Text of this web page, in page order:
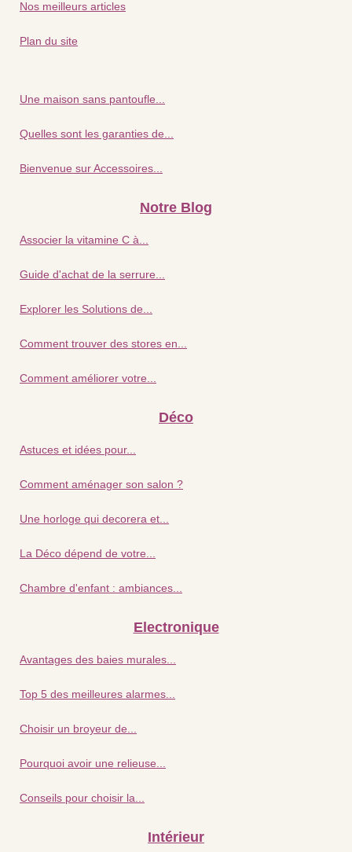
Nos meilleurs articles
Plan du site
Une maison sans pantoufle...
Quelles sont les garanties de...
Bienvenue sur Accessoires...
Notre Blog
Associer la vitamine C à...
Guide d'achat de la serrure...
Explorer les Solutions de...
Comment trouver des stores en...
Comment améliorer votre...
Déco
Astuces et idées pour...
Comment aménager son salon ?
Une horloge qui decorera et...
La Déco dépend de votre...
Chambre d'enfant : ambiances...
Electronique
Avantages des baies murales...
Top 5 des meilleures alarmes...
Choisir un broyeur de...
Pourquoi avoir une relieuse...
Conseils pour choisir la...
Intérieur